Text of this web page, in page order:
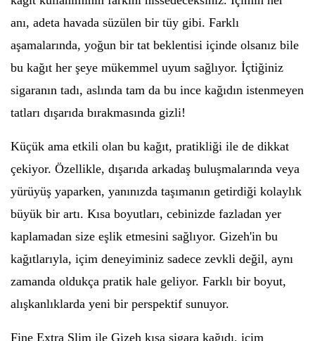
anı, adeta havada süzülen bir tüy gibi. Farklı
aşamalarında, yoğun bir tat beklentisi içinde olsanız bile
bu kağıt her şeye mükemmel uyum sağlıyor. İçtiğiniz
sigaranın tadı, aslında tam da bu ince kağıdın istenmeyen
tatları dışarıda bırakmasında gizli!
Küçük ama etkili olan bu kağıt, pratikliği ile de dikkat
çekiyor. Özellikle, dışarıda arkadaş buluşmalarında veya
yürüyüş yaparken, yanınızda taşımanın getirdiği kolaylık
büyük bir artı. Kısa boyutları, cebinizde fazladan yer
kaplamadan size eşlik etmesini sağlıyor. Gizeh'in bu
kağıtlarıyla, içim deneyiminiz sadece zevkli değil, aynı
zamanda oldukça pratik hale geliyor. Farklı bir boyut,
alışkanlıklarda yeni bir perspektif sunuyor.
Fine Extra Slim ile Gizeh kısa sigara kağıdı, içim